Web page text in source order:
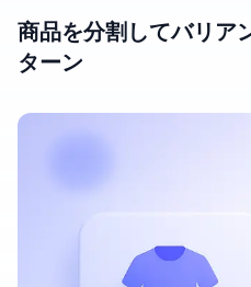
商品を分割してバリア
ターン